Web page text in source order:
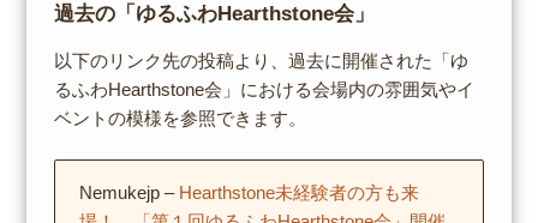
過去の「ゆるふわHearthstone会」
以下のリンク先の投稿より、過去に開催された「ゆ
るふわHearthstone会」における会場内の雰囲気やイ
ベントの模様を参照できます。
Nemukejp – Hearthstone未経験者の方も来